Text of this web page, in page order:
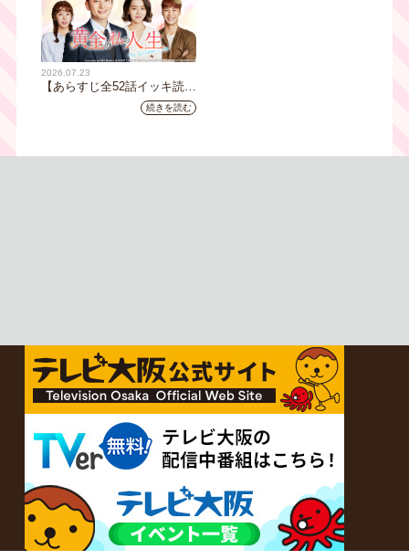
2026.07.23
【あらすじ全52話イッキ読
み】韓国ドラマ『黄金の私の
人生』｜テレビ大阪 月曜～
続きを読む